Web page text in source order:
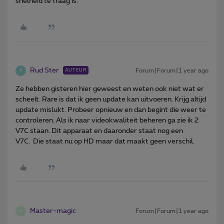
R Rud Ster AUTEUR Forum|Forum|1 year ago
Ze hebben gisteren hier geweest en weten ook niet wat er
scheelt. Rare is dat ik geen update kan uitvoeren. Krijg altijd
update mislukt. Probeer opnieuw en dan begint die weer te
controleren. Als ik naar videokwaliteit beheren ga zie ik 2
V7C staan. Dit apparaat en daaronder staat nog een
V7C. Die staat nu op HD maar dat maakt geen verschil.
Master-magic Forum|Forum|1 year ago